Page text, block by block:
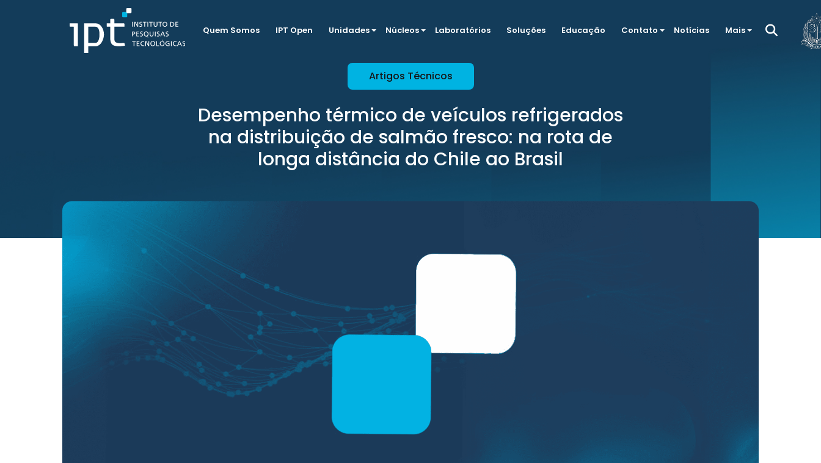
Quem Somos IPT Open Unidades Núcleos Laboratórios Soluções Educação Contato Notícias Mais
Artigos Técnicos
Desempenho térmico de veículos refrigerados
na distribuição de salmão fresco: na rota de
longa distância do Chile ao Brasil